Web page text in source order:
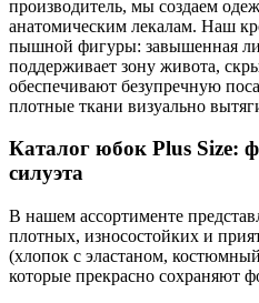
производитель, мы создаем
анатомическим лекалам. Наш
пышной фигуры: завышенная
поддерживает зону живота,
обеспечивают безупречную
плотные ткани визуально
Каталог юбок Plus Size:
силуэта
В нашем ассортименте
плотных, износостойких и
(хлопок с эластаном,
которые прекрасно сохраняют